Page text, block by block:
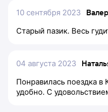
10 сентября 2023
Старый пазик. Весь
04 августа 2023
Понравилась поездка в
удобно. С